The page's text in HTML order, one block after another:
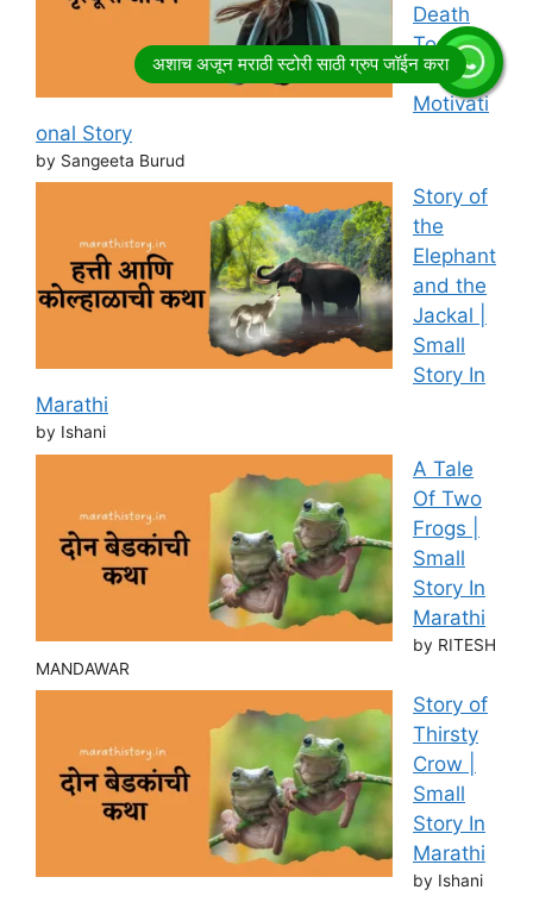
Death
To Life |
Marathi
Motivati
onal Story
by Sangeeta Burud
Story of
the
Elephant
and the
Jackal |
Small
Story In
Marathi
by Ishani
A Tale
Of Two
Frogs |
Small
Story In
Marathi
by RITESH
MANDAWAR
Story of
Thirsty
Crow |
Small
Story In
Marathi
by Ishani